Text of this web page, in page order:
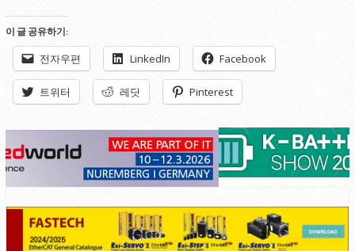
이 글 공유하기:
전자우편 LinkedIn Facebook
트위터 레딧 Pinterest